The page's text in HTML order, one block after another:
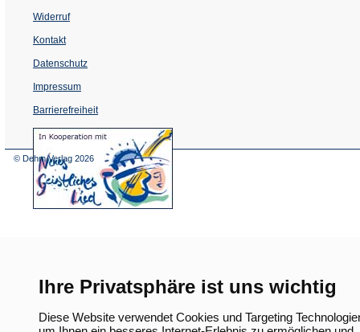
Ihre Privatsphäre ist uns wichtig
Diese Website verwendet Cookies und Targeting
Widerruf
Kontakt
Datenschutz
Impressum
Barrierefreiheit
(Öffnet
in
© Dehm Verlag 2026